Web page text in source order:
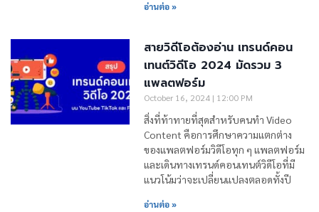
อ่านต่อ »
สายวิดีโอต้องอ่าน เทรนด์คอน
เทนต์วิดีโอ 2024 มัดรวม 3
แพลตฟอร์ม
October 16, 2024 12:00 PM
สิ่งที่ท้าทายที่สุดสำหรับคนทำ Video
Content คือการศึกษาความแตกต่าง
ของแพลตฟอร์มวิดีโอทุก ๆ แพลตฟอร์ม
และเดินทางเทรนด์คอนเทนต์วิดีโอที่มี
แนวโน้มว่าจะเปลี่ยนแปลงตลอดทั้งปี
อ่านต่อ »